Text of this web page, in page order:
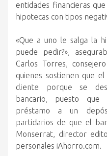
entidades financieras
hipotecas con tipos
«Que a uno le salga la
puede pedir?»,
Carlos Torres,
quienes sostienen que
cliente porque se
bancario, puesto
préstamo a un
partidarios de que el
Monserrat, director
personales iAhorro.com.